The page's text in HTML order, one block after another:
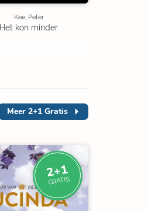
Kee, Peter
Het kon minder
Meer 2+1 Gratis
2+1
GRATIS